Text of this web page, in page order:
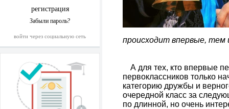
регистрация
Забыли пароль?
войти через социальную сеть происходит впервые, тем
А для тех, кто впервые
первоклассников только
категорию дружбы и
очередной класс за
по длинной, но очень